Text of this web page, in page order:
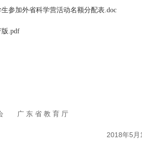
生参加外省科学营活动名额分配表.doc
版.pdf
会 广 东 省 教 育 厅
2018年5月